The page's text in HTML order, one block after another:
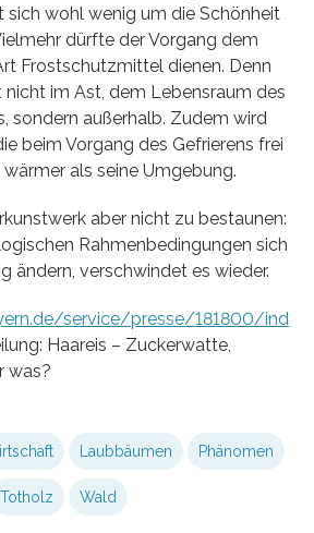
sich wohl wenig um die Schönheit
dürfte der Vorgang dem
Frostschutzmittel dienen. Denn
nicht im Ast, dem Lebensraum des
sondern außerhalb. Zudem wird
beim Vorgang des Gefrierens frei
als seine Umgebung.
aber nicht zu bestaunen:
Rahmenbedingungen sich
ändern, verschwindet es wieder.
service/presse/181800/ind
Haareis – Zuckerwatte,
was?
Laubbäumen Phänomen
Totholz Wald